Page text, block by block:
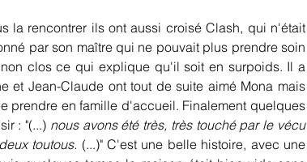
la rencontrer ils ont aussi croisé Clash, qui n'était
par son maître qui ne pouvait plus prendre soin
clos ce qui explique qu'il soit en surpoids. Il a
et Jean-Claude ont tout de suite aimé Mona mais
prendre en famille d'accueil. Finalement quelques
: "(...) nous avons été très, très touché par le vécu
toutous. (...)" C'est une belle histoire, avec une